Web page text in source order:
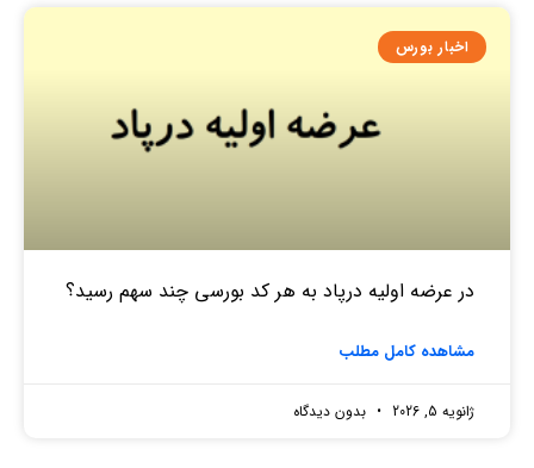
اخبار بورس
در عرضه اولیه درپاد به هر کد بورسی چند سهم رسید؟
مشاهده کامل مطلب
ژانویه 5, 2026 بدون دیدگاه